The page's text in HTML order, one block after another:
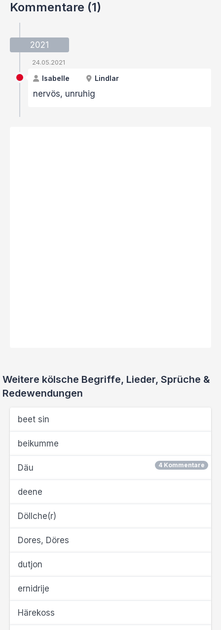
Kommentare (1)
2021
24.05.2021
Isabelle Lindlar
nervös, unruhig
Weitere kölsche Begriffe, Lieder, Sprüche &
Redewendungen
beet sin
beikumme
4 Kommentare
Däu
deene
Döllche(r)
Dores, Döres
dutjon
ernidrije
Härekoss